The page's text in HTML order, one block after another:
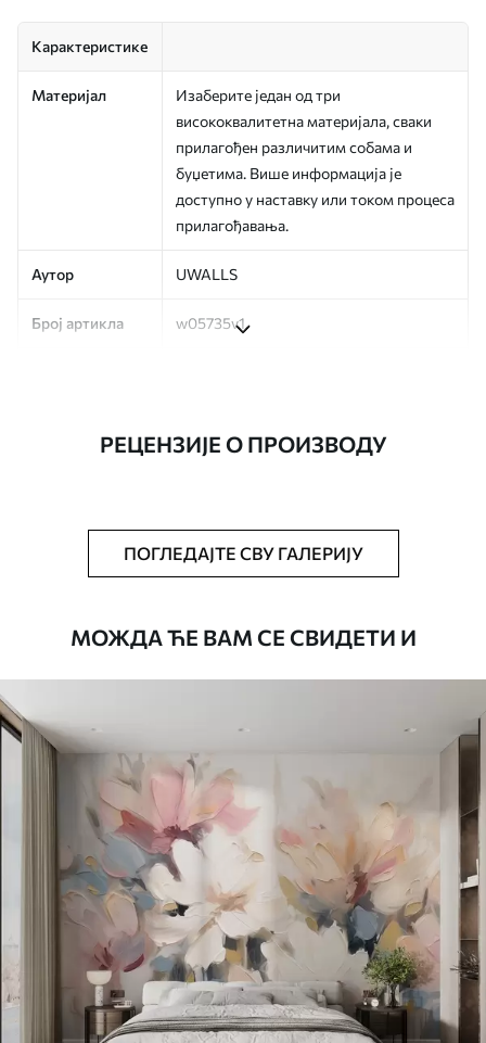
Карактеристике
Материјал
Изаберите један од три
висококвалитетна материјала, сваки
прилагођен различитим собама и
буџетима. Више информација је
доступно у наставку или током процеса
прилагођавања.
Аутор UWALLS
Број артикла w05735v1
Тапета се може нежно очистити меким
сунђером. Позадине са завршном
водом.
Доступни материјали
Стандард
.42 2683 .45RSD/m²
Премиум
5525.00 3315 .00RSD /m²
Премиум
.333800.00RSD/m²
РЕЦЕНЗИЈЕ О ПРОИЗВОДУ
ПОГЛЕДАЈТЕ СВУ ГАЛЕРИЈУ
МОЖДА ЋЕ ВАМ СЕ СВИДЕТИ И